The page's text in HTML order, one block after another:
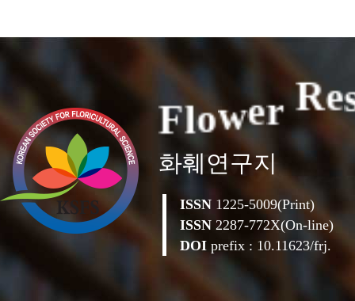
Flower Re
화훼연구지
ISSN 1225-5009(Print)
ISSN 2287-772X(On-line)
DOI prefix : 10.11623/frj.